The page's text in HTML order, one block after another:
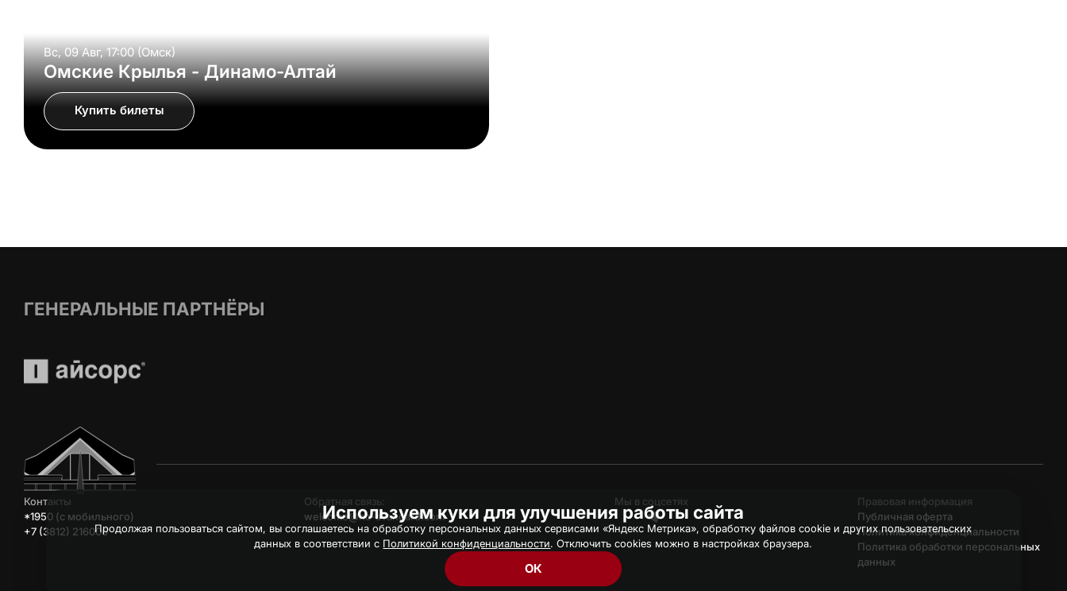
Вс, 09 Авг, 17:00 (Омск)
Омские Крылья - Динамо-Алтай
Купить билеты
ГЕНЕРАЛЬНЫЕ ПАРТНЁРЫ
Контакты
*1950 (c мобильного)
+7 (3812) 216006
Обратная связь:
welcome@hc-avangard.com
Мы в соцсетях
Правовая информация
Публичная оферта
Политика конфиденциальности
Политика обработки персональных
данных
Используем куки для улучшения работы сайта
Продолжая пользоваться сайтом, вы соглашаетесь на обработку персональных данных сервисами «Яндекс Метрика», обработку файлов cookie и других пользовательских
данных в соответствии с Политикой конфиденциальности. Отключить cookies можно в настройках браузера.
ОК